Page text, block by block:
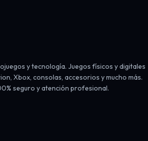
y tecnología. Juegos físicos y digitales
Xbox, consolas, accesorios y mucho más.
seguro y atención profesional.